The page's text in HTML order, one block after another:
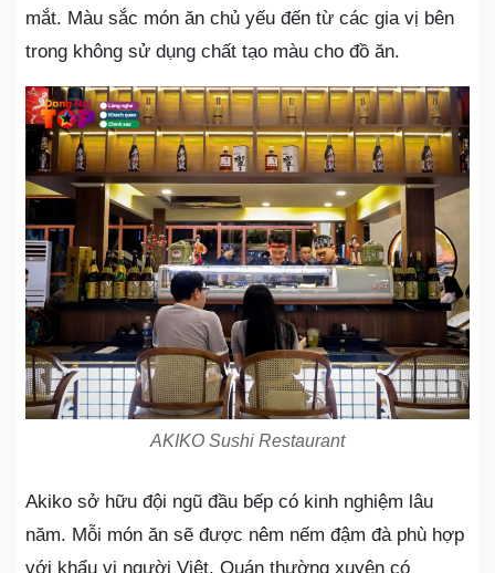
mắt. Màu sắc món ăn chủ yếu đến từ các gia vị bên
trong không sử dụng chất tạo màu cho đồ ăn.
AKIKO Sushi Restaurant
Akiko sở hữu đội ngũ đầu bếp có kinh nghiệm lâu
năm. Mỗi món ăn sẽ được nêm nếm đậm đà phù hợp
với khẩu vị người Việt. Quán thường xuyên có